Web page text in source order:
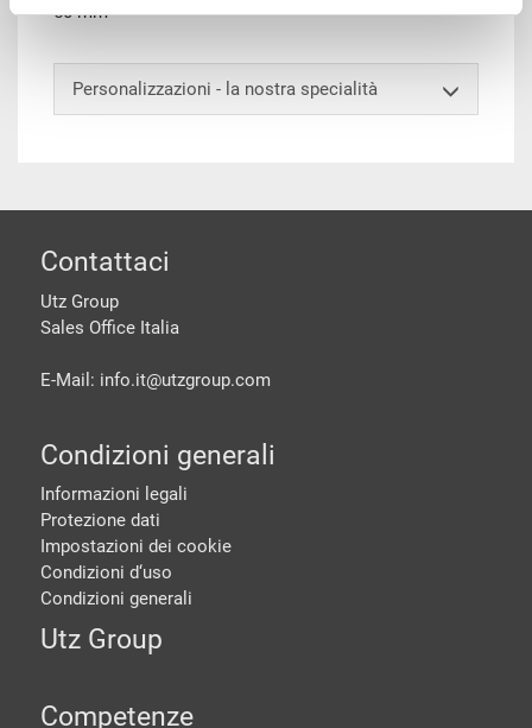
50 mm
Personalizzazioni - la nostra specialità
piè di pagine
Contattaci
Utz Group
Sales Office Italia
E-Mail: info.it@utzgroup.com
Condizioni generali
Informazioni legali
Protezione dati
Impostazioni dei cookie
Condizioni d‘uso
Condizioni generali
Utz Group
Competenze